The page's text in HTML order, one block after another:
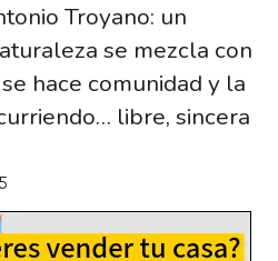
Troyano: un
se mezcla con
hace comunidad y la
libre, sincera